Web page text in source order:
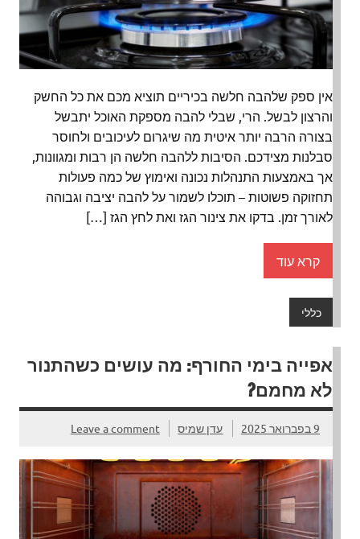
אין ספק שלהבה חלשה בכיריים תוציא מכם את כל החשק
והרצון לבשל. הרי, שבלי להבה מספקת האוכל יתבשל
בצורה הרבה יותר איטית מה שיגרום לעיכובים ולחוסר
סבלנות מצידכם. הסיבות ללהבה חלשה הן רבות ומגוונות,
אך באמצעות התנהלות נכונה ואימוץ של כמה פעולות
תחזוקה פשוטות – תוכלו לשמור על להבה יציבה וגבוהה
לאורך זמן. בדקו את צינור הגז ואת לחץ הגז […]
קרא עוד
כללי
אפייה בימי החורף: מה עושים כשהתנור
לא מחמם?
9 בפברואר 2025 עדן שמיס Leave a comment